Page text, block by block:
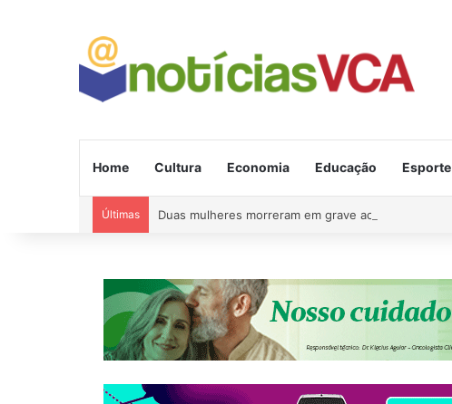
Home Cultura Economia Educação Esporte
Últimas Duas mulheres morreram em grave acidente